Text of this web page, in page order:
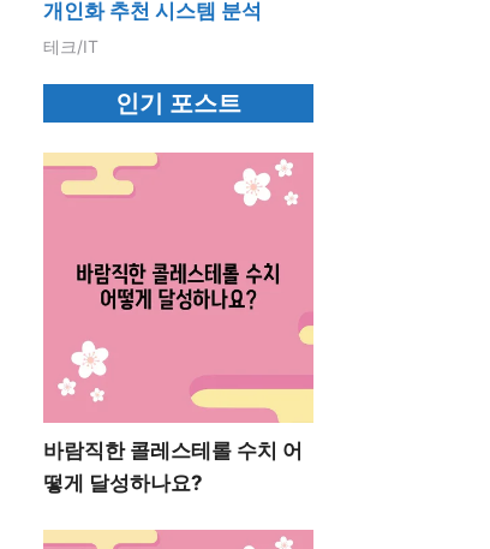
개인화 추천 시스템 분석
테크/IT
인기 포스트
바람직한 콜레스테롤 수치 어
떻게 달성하나요?